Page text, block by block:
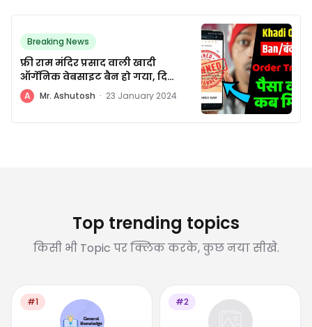
Breaking News
फ्री राम मंदिर प्रसाद वाली खादी
ऑर्गेनिक वेबसाइट बैन हो गया, दिल्ली
हाई कोर्ट का झटका.
A Mr. Ashutosh · 23 January 2024
Top trending topics
किसी भी Topic पर क्लिक करके, कुछ नया सीखे.
#1 #2